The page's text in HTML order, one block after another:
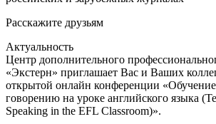
Расскажите друзьям
Актуальность
Центр дополнительного
«Экстерн» приглашает Вас и Ваших
открытой онлайн конференции
говорению на уроке английского языка
Speaking in the EFL Classroom)».